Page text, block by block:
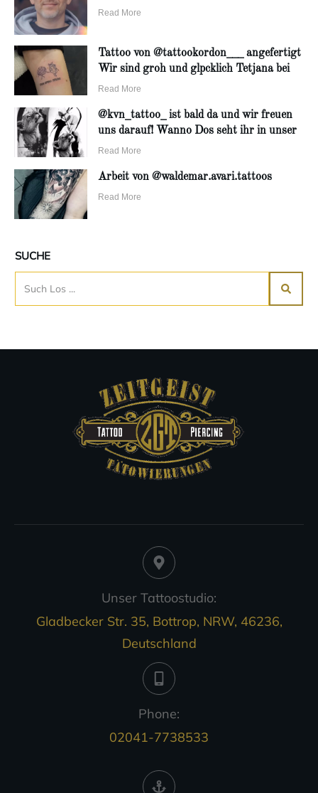
Read More
Tattoo von @tattookordon___ angefertigt
Wir sind groh und glpcklich Tetjana bei
Read More
@kvn_tattoo_ ist bald da und wir freuen
uns darauf! Wanno Dos seht ihr in unser
Read More
Arbeit von @waldemar.avari.tattoos
Read More
SUCHE
Unser Tattoostudio:
Gladbecker Str. 35, Bottrop, NRW, 46236,
Deutschland
Phone:
02041-7738533